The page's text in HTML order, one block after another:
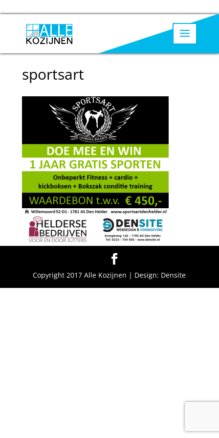
sportsart
Copyright 2017 Alle Kozijnen | Design: Densite